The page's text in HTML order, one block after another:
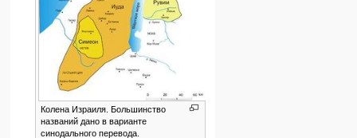
Колена Израиля. Большинство
названий дано в варианте
синодального перевода.